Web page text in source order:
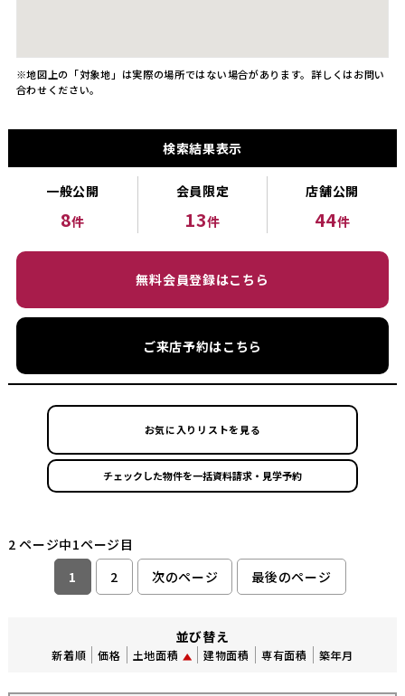
※地図上の「対象地」は実際の場所ではない場合があります。詳しくはお問い
合わせください。
検索結果表示
一般公開
8件
会員限定
13件
店舗公開
44件
無料会員登録はこちら
ご来店予約はこちら
お気に入りリストを見る
2 ページ中1ページ目
1
2 次のページ 最後のページ
並び替え
新着順 価格 土地面積 建物面積 専有面積 築年月